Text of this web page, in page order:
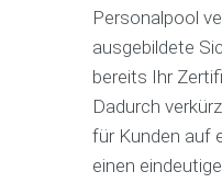
Personalpool
ausgebildete
bereits Ihr
Dadurch
für Kunden auf
einen